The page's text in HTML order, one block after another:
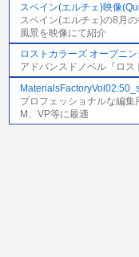
スペイン(エルチェ)映像
スペイン(エルチェ)の8月
風景を映像にて紹介
ロストカラーズ オープニ
アドバンスドノベル『ロ
プロフェッショナルな編
M、VP等に最適